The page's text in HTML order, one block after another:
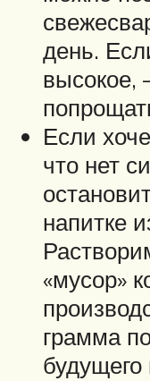
день.
высокое,
Если
что нет
напитке
«мусор»
грамма